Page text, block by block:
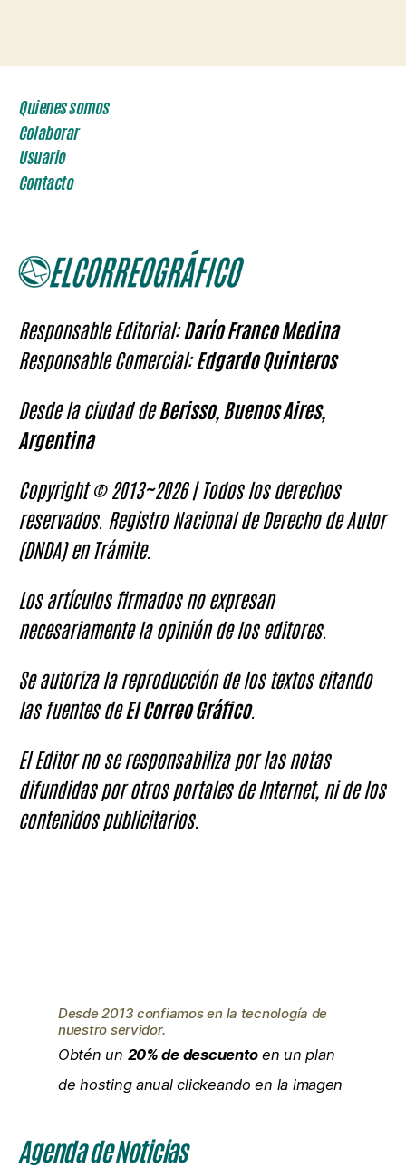
Quienes somos
Colaborar
Usuario
Contacto
Responsable Editorial:Darío Franco Medina
Responsable Comercial:Edgardo Quinteros
Desde la ciudad deBerisso, Buenos Aires,
Argentina
Copyright © 2013~2026 | Todos los derechos
reservados. Registro Nacional de Derecho de Autor
(DNDA) en Trámite.
Los artículos firmados no expresan
necesariamente la opinión de los editores.
Se autoriza la reproducción de los textos citando
las fuentes deEl Correo Gráfico.
El Editor no se responsabiliza por las notas
difundidas por otros portales de Internet, ni de los
contenidos publicitarios.
Desde 2013 confiamos en la tecnología de
nuestro servidor.
Obtén un 20% de descuentoen un plan
de hosting anual clickeando en la imagen
Agenda de Noticias